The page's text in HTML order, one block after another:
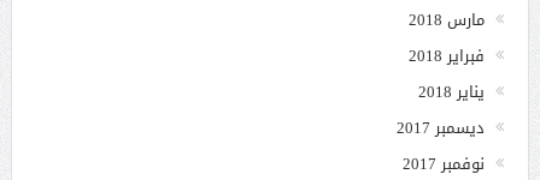
مارس 2018
فبراير 2018
يناير 2018
ديسمبر 2017
نوفمبر 2017